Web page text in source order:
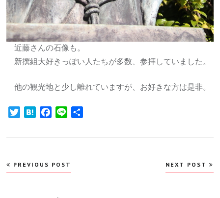
近藤さんの石像も。
新撰組大好きっぽい人たちが多数、参拝していました。
他の観光地と少し離れていますが、お好きな方は是非。
TwitterHatenaFacebook
Line
投
稿
PREVIOUS POST NEXT POST